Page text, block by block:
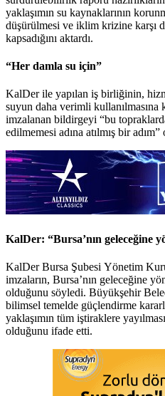
yaklaşımın su kaynaklarının
düşürülmesi ve iklim krizine karşı
kapsadığını aktardı.
“Her damla su için”
KalDer ile yapılan iş birliğinin,
suyun daha verimli kullanılmasına
imzalanan bildirgeyi “bu
edilmemesi adına atılmış bir
KalDer: “Bursa’nın geleceğine
KalDer Bursa Şubesi Yönetim
imzaların, Bursa’nın geleceğine
olduğunu söyledi. Büyükşehir
bilimsel temelde güçlendirme
yaklaşımın tüm iştiraklere
olduğunu ifade etti.